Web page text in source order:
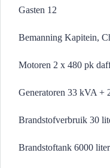
Gasten 12
Bemanning Kapitein,
Motoren 2 x 480 pk
Generatoren 33 kVA +
Brandstofverbruik 30
Brandstoftank 6000 liter